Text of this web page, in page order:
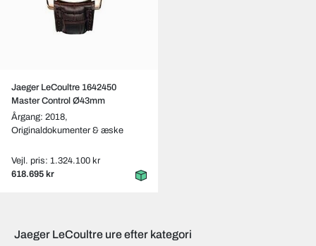
Jaeger LeCoultre 1642450
Master Control Ø43mm
Årgang: 2018,
Originaldokumenter & æske
Vejl. pris: 1.324.100 kr
618.695 kr
Jaeger LeCoultre ure efter kategori